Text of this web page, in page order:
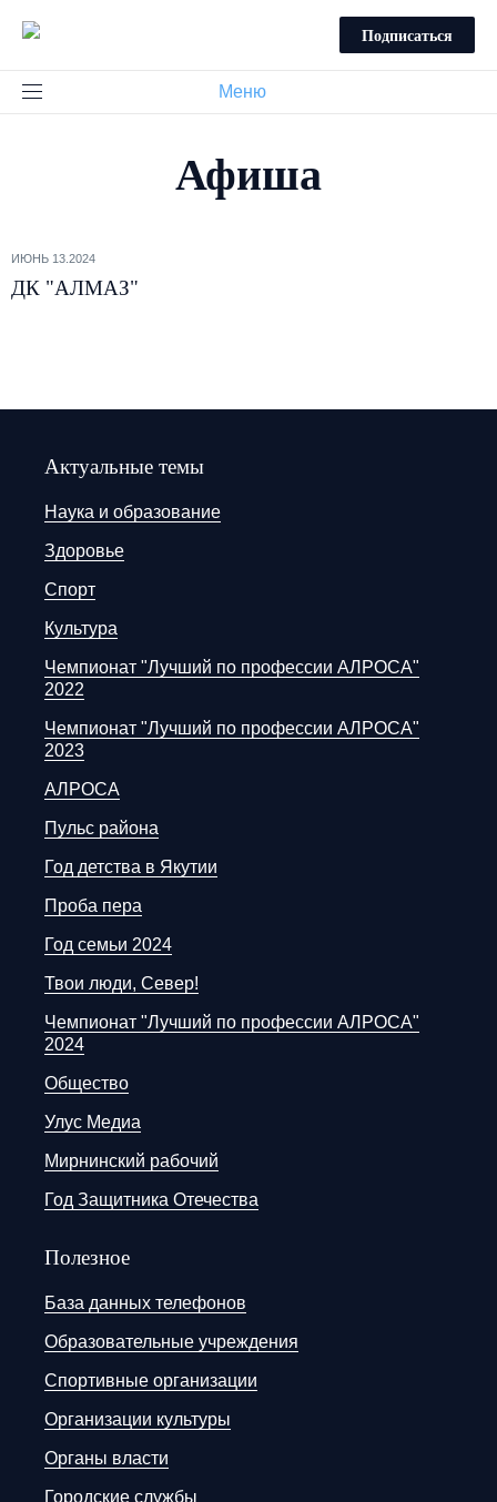
Подписаться
Меню
Афиша
ИЮНЬ 13.2024
ДК "АЛМАЗ"
Актуальные темы
Наука и образование
Здоровье
Спорт
Культура
Чемпионат "Лучший по профессии АЛРОСА"
2022
Чемпионат "Лучший по профессии АЛРОСА"
2023
АЛРОСА
Пульс района
Год детства в Якутии
Проба пера
Год семьи 2024
Твои люди, Север!
Чемпионат "Лучший по профессии АЛРОСА"
2024
Общество
Улус Медиа
Мирнинский рабочий
Год Защитника Отечества
Полезное
База данных телефонов
Образовательные учреждения
Спортивные организации
Организации культуры
Органы власти
Городские службы